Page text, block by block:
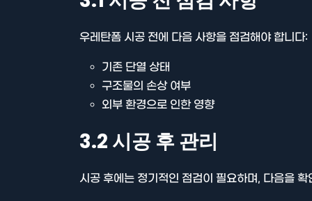
우레탄폼 시공 전에 다음 사항을 점검해야 합니다:
기존 단열 상태
구조물의 손상 여부
외부 환경으로 인한 영향
3.2 시공 후 관리
시공 후에는 정기적인 점검이 필요하며, 다음을 확